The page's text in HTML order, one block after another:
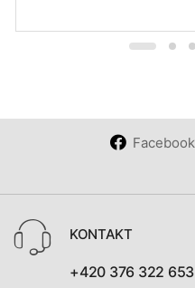
Facebook
KONTAKT
+420 376 322 653